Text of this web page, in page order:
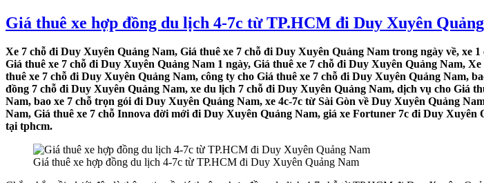
Giá thuê xe hợp đồng du lịch 4-7c từ TP.HCM đi Duy Xuyên
Xe 7 chỗ đi Duy Xuyên Quảng Nam, Giá thuê xe 7 chỗ đi Duy Xuyên Quảng Nam trong ngày về,
Giá thuê xe 7 chỗ đi Duy Xuyên Quảng Nam 1 ngày, Giá thuê xe 7 chỗ đi Duy Xuyên Quảng Nam,
thuê xe 7 chỗ đi Duy Xuyên Quảng Nam, công ty cho Giá thuê xe 7 chỗ đi Duy Xuyên Quảng Nam,
đồng 7 chỗ đi Duy Xuyên Quảng Nam, xe du lịch 7 chỗ đi Duy Xuyên Quảng Nam, dịch vụ cho Giá
Nam, bao xe 7 chỗ trọn gói đi Duy Xuyên Quảng Nam, xe 4c-7c từ Sài Gòn về Duy Xuyên Quảng
Nam, Giá thuê xe 7 chỗ Innova đời mới đi Duy Xuyên Quảng Nam, giá xe Fortuner 7c đi Duy
tại tphcm.
Giá thuê xe hợp đồng du lịch 4-7c từ TP.HCM đi Duy Xuyên Quảng Nam